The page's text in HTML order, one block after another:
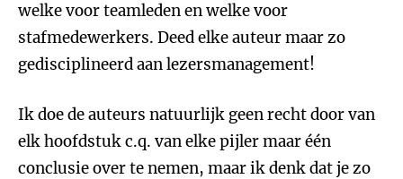
welke voor teamleden en welke voor
stafmedewerkers. Deed elke auteur maar zo
gedisciplineerd aan lezersmanagement!
Ik doe de auteurs natuurlijk geen recht door van
elk hoofdstuk c.q. van elke pijler maar één
conclusie over te nemen, maar ik denk dat je zo